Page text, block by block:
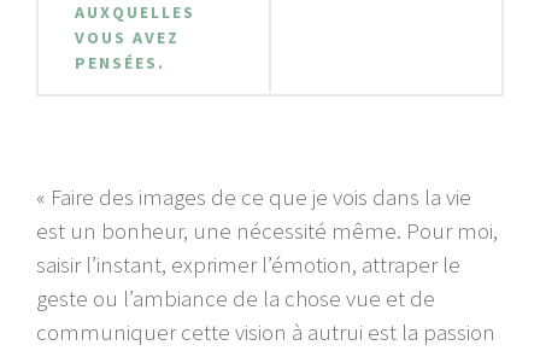
AUXQUELLES
VOUS AVEZ
PENSÉES.
« Faire des images de ce que je vois dans la vie
est un bonheur, une nécessité même. Pour moi,
saisir l’instant, exprimer l’émotion, attraper le
geste ou l’ambiance de la chose vue et de
communiquer cette vision à autrui est la passion